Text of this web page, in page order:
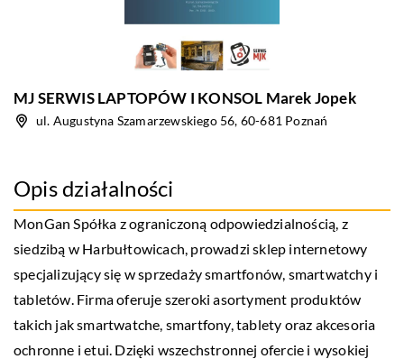
MJ SERWIS LAPTOPÓW I KONSOL Marek Jopek
ul. Augustyna Szamarzewskiego 56, 60-681 Poznań
Opis działalności
MonGan Spółka z ograniczoną odpowiedzialnością, z
siedzibą w Harbułtowicach, prowadzi sklep internetowy
specjalizujący się w sprzedaży smartfonów, smartwatchy i
tabletów. Firma oferuje szeroki asortyment produktów
takich jak smartwatche, smartfony, tablety oraz akcesoria
ochronne i etui. Dzięki wszechstronnej ofercie i wysokiej